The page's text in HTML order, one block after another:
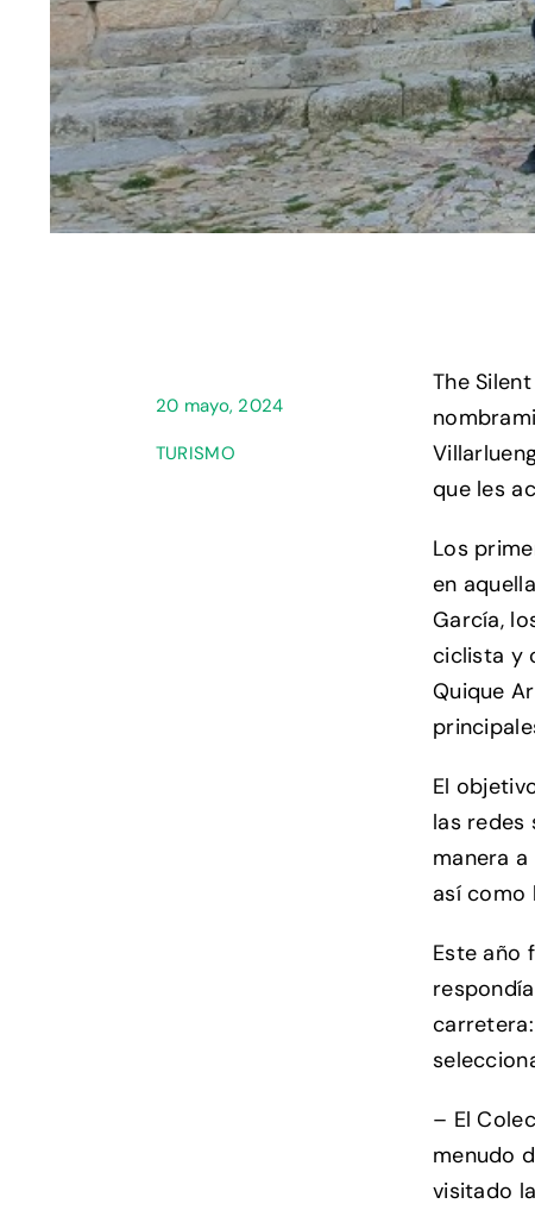
20 mayo, 2024
TURISMO
The
que les
Los
en
García,
ciclista y
Quique
El
las redes
manera
así como
Este año
– El
menudo
visitado